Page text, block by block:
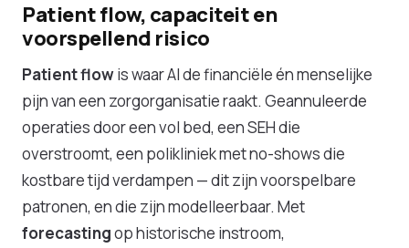
Patient flow, capaciteit en
voorspellend risico
Patient flowis waar AI de financiële én menselijke
pijn van een zorgorganisatie raakt. Geannuleerde
operaties door een vol bed, een SEH die
overstroomt, een polikliniek met no-shows die
kostbare tijd verdampen — dit zijn voorspelbare
patronen, en die zijn modelleerbaar. Met
forecastingop historische instroom,